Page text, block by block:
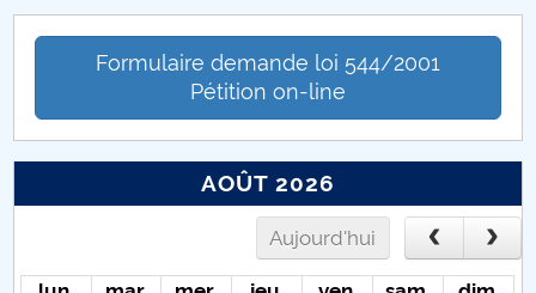
Formulaire demande loi 544/2001
Pétition on-line
AOÛT 2026
Aujourd'hui